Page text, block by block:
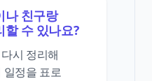
나 친구랑
할 수 있나요?
시 정리해
일정을 표로